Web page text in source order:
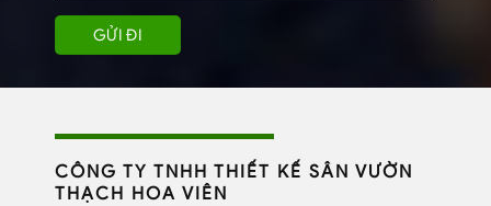
CÔNG TY TNHH THIẾT KẾ SÂN VƯỜN
THẠCH HOA VIÊN